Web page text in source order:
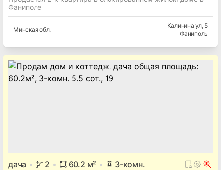
Фаниполе
Минская обл.
Калинина ул, 5
Фаниполь
дача 2 60.2 м² 3-комн.